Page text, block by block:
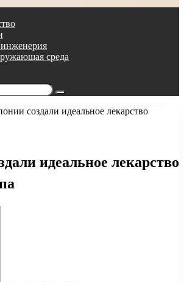
среда
Поиск...
создали идеальное лекарство
идеальное лекарство